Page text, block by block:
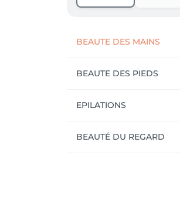
BEAUTE DES MAINS
BEAUTE DES PIEDS
EPILATIONS
BEAUTÉ DU REGARD